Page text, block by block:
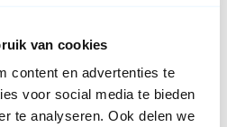
van cookies
content en advertenties te
voor social media te bieden
te analyseren. Ook delen we